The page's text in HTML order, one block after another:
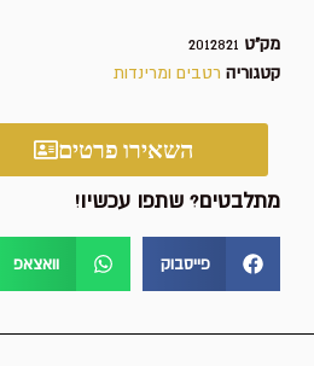
מק"ט 2012821
קטגוריה רטבים ומרינדות
השאירו פרטים
מתלבטים? שתפו עכשיו!
פייסבוק וואצאפ